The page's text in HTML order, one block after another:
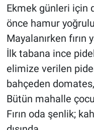
Ekmek günleri için
önce hamur
Mayalanırken fırın
İlk tabana ince
elimize verilen
bahçeden
Bütün mahalle
Fırın oda şenlik;